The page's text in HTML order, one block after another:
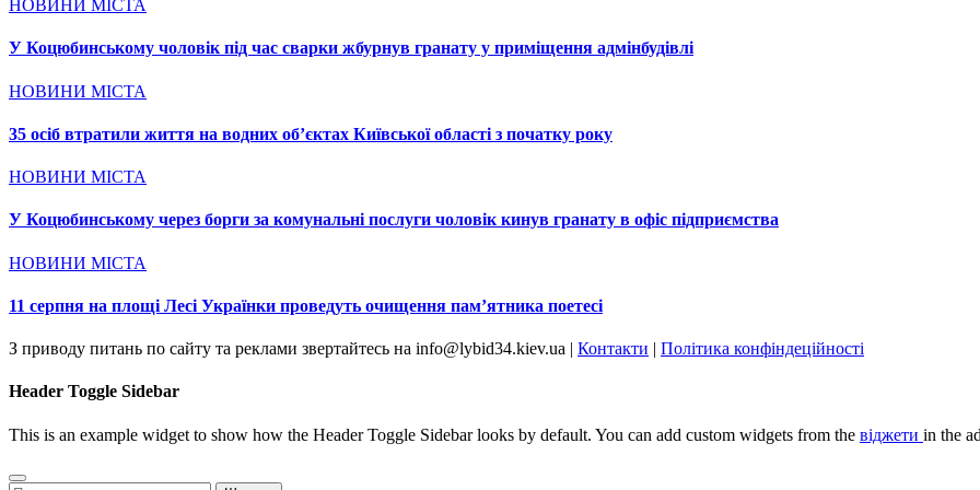
НОВИНИ МІСТА
У Коцюбинському чоловік під час сварки жбурнув гранату у приміщення адмінбудівлі
НОВИНИ МІСТА
35 осіб втратили життя на водних об’єктах Київської області з початку року
НОВИНИ МІСТА
У Коцюбинському через борги за комунальні послуги чоловік кинув гранату в офіс підприємства
НОВИНИ МІСТА
11 серпня на площі Лесі Українки проведуть очищення пам’ятника поетесі
З приводу питань по сайту та реклами звертайтесь на info@lybid34.kiev.ua | Контакти | Політика конфіндеційності
Header Toggle Sidebar
This is an example widget to show how the Header Toggle Sidebar looks by default. You can add custom widgets from the віджети in the